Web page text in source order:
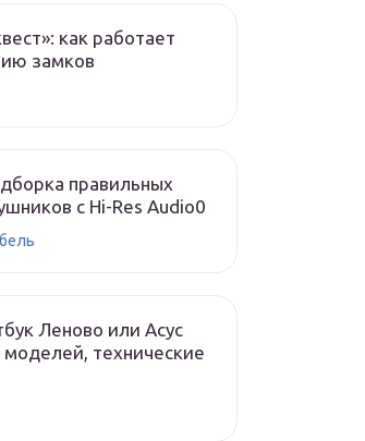
как работает
замков
правильных
с Hi-Res Audio0
Леново или Асус
моделей, технические